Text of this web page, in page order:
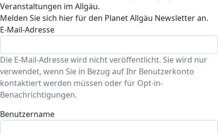
Veranstaltungen im Allgäu.
Melden Sie sich hier für den Planet Allgäu Newsletter an.
E-Mail-Adresse
Die E-Mail-Adresse wird nicht veröffentlicht. Sie wird nur
verwendet, wenn Sie in Bezug auf Ihr Benutzerkonto
kontaktiert werden müssen oder für Opt-in-
Benachrichtigungen.
Benutzername